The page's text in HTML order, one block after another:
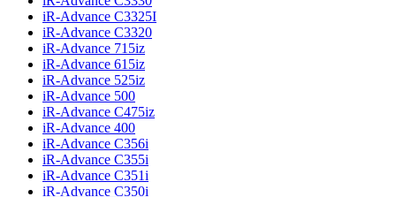
iR-Advance C3325I
iR-Advance C3320
iR-Advance 715iz
iR-Advance 615iz
iR-Advance 525iz
iR-Advance 500
iR-Advance C475iz
iR-Advance 400
iR-Advance C356i
iR-Advance C355i
iR-Advance C351i
iR-Advance C350i